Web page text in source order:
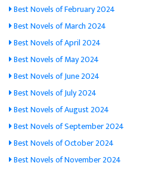
Best Novels of February 2024
Best Novels of March 2024
Best Novels of April 2024
Best Novels of May 2024
Best Novels of June 2024
Best Novels of July 2024
Best Novels of August 2024
Best Novels of September 2024
Best Novels of October 2024
Best Novels of November 2024